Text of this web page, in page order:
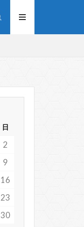
日
2
9
16
23
30